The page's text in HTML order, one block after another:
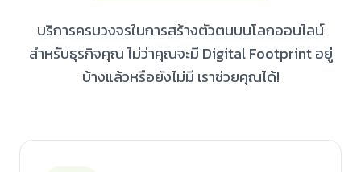
บริการครบวงจรในการสร้างตัวตนบนโลกออนไลน์
สำหรับธุรกิจคุณ ไม่ว่าคุณจะมี Digital Footprint อยู่
บ้างแล้วหรือยังไม่มี เราช่วยคุณได้!